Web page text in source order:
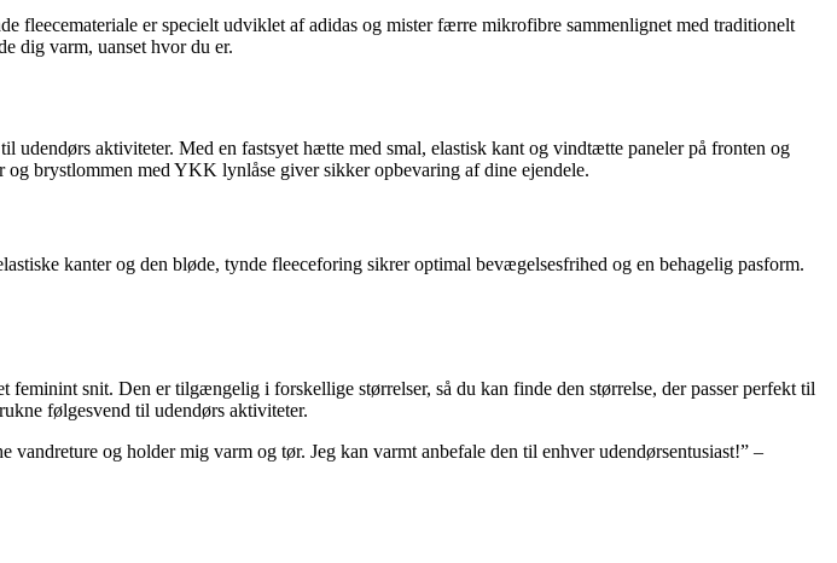
fleecemateriale er specielt udviklet af adidas og mister færre mikrofibre sammenlignet med traditionelt
dig varm, uanset hvor du er.
aktiviteter. Med en fastsyet hætte med smal, elastisk kant og vindtætte paneler på fronten og
brystlommen med YKK lynlåse giver sikker opbevaring af dine ejendele.
kanter og den bløde, tynde fleeceforing sikrer optimal bevægelsesfrihed og en behagelig pasform.
snit. Den er tilgængelig i forskellige størrelser, så du kan finde den størrelse, der passer perfekt til
følgesvend til udendørs aktiviteter.
og holder mig varm og tør. Jeg kan varmt anbefale den til enhver udendørsentusiast!” –